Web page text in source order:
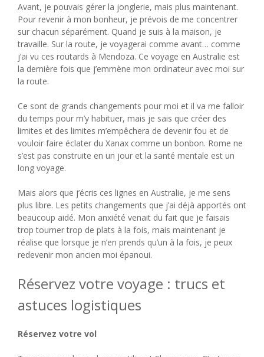
Avant, je pouvais gérer la jonglerie, mais plus maintenant.
Pour revenir à mon bonheur, je prévois de me concentrer
sur chacun séparément. Quand je suis à la maison, je
travaille. Sur la route, je voyagerai comme avant… comme
j’ai vu ces routards à Mendoza. Ce voyage en Australie est
la dernière fois que j’emmène mon ordinateur avec moi sur
la route.
Ce sont de grands changements pour moi et il va me falloir
du temps pour m’y habituer, mais je sais que créer des
limites et des limites m’empêchera de devenir fou et de
vouloir faire éclater du Xanax comme un bonbon. Rome ne
s’est pas construite en un jour et la santé mentale est un
long voyage.
Mais alors que j’écris ces lignes en Australie, je me sens
plus libre. Les petits changements que j’ai déjà apportés ont
beaucoup aidé. Mon anxiété venait du fait que je faisais
trop tourner trop de plats à la fois, mais maintenant je
réalise que lorsque je n’en prends qu’un à la fois, je peux
redevenir mon ancien moi épanoui.
Réservez votre voyage : trucs et
astuces logistiques
Réservez votre vol